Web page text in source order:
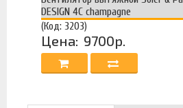
DESIGN 4C champagne
(Код: 3203)
Цена: 9700р.